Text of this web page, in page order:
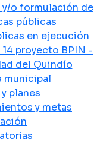
o formulación de
públicas
en ejecución
proyecto BPIN -
del Quindío
municipal
planes
y metas